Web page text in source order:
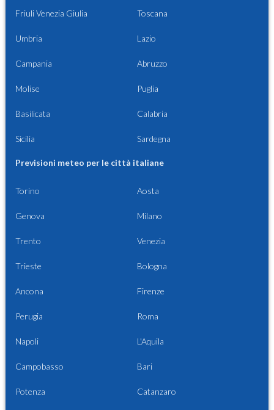
Friuli Venezia Giulia Toscana
Umbria Lazio
Campania Abruzzo
Molise Puglia
Basilicata Calabria
Sicilia Sardegna
Previsioni meteo per le città italiane
Torino Aosta
Genova Milano
Trento Venezia
Trieste Bologna
Ancona Firenze
Perugia Roma
Napoli L'Aquila
Campobasso Bari
Potenza Catanzaro